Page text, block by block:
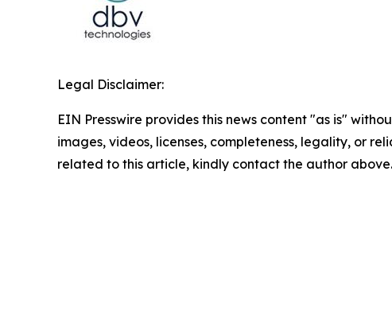
Legal Disclaimer:
EIN Presswire provides this news content "as is"
images, videos, licenses, completeness, legality, or
related to this article, kindly contact the author above.